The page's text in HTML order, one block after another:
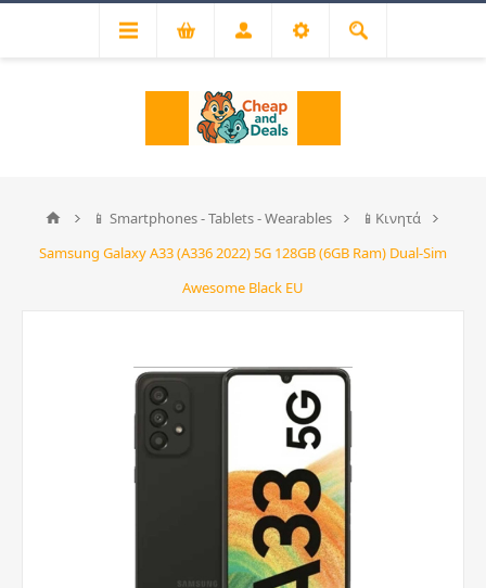
📱 Smartphones - Tablets - Wearables
📱Κινητά
Samsung Galaxy A33 (A336 2022) 5G 128GB (6GB Ram) Dual-Sim
Awesome Black EU